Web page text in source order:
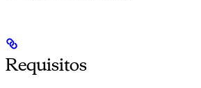
Requisitos